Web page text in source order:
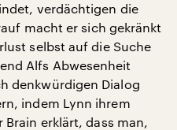
verdächtigen die
macht er sich gekränkt
selbst auf die Suche
Alfs Abwesenheit
denkwürdigen Dialog
indem Lynn ihrem
erklärt, dass man,